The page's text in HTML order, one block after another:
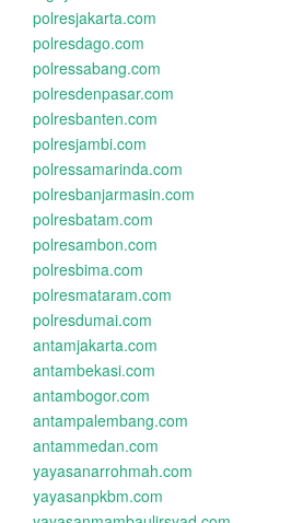
polresjakarta.com
polresdago.com
polressabang.com
polresdenpasar.com
polresbanten.com
polresjambi.com
polressamarinda.com
polresbanjarmasin.com
polresbatam.com
polresambon.com
polresbima.com
polresmataram.com
polresdumai.com
antamjakarta.com
antambekasi.com
antambogor.com
antampalembang.com
antammedan.com
yayasanarrohmah.com
yayasanpkbm.com